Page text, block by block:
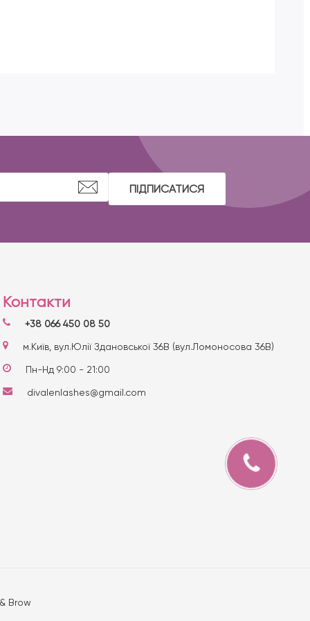
ПІДПИСАТИСЯ
Контакти
+38 066 450 08 50
м.Київ, вул.Юлії Здановської 36В (вул.Ломоносова 36В)
Пн-Нд 9:00 - 21:00
divalenlashes@gmail.com
Brow